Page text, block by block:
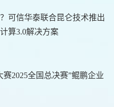
可信华泰联合昆仑技术推出
算3.0解决方案
2025全国总决赛”鲲鹏企业